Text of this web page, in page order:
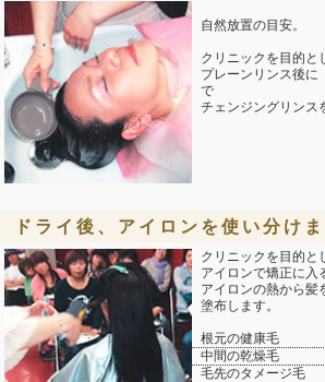
自然放置の目安。
クリニックを目的と
プレーンリンス後に
で
チェンジングリンス
ドライ後、アイロンを使い分け
クリニックを目的と
アイロンで矯正に入
アイロンの熱から髪
塗布します。
根元の健康毛
中間の乾燥毛
毛先のタメージ